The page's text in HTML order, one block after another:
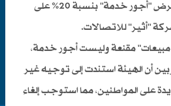
أصدر مجلس القضاء الأعلى العراقي قراراً نهائيا بإلغاء قرار هيئة الإعلام والاتصالات القاضي بفرض "أجور خدمة" بنسبة 20% على
"أثير" للاتصالات.
مقنعة وليست أجور خدمة،
أن الهيئة استندت إلى توجيه غير
على المواطنين، مما استوجب إلغاء